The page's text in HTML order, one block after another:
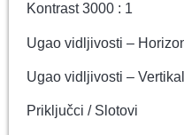
Kontrast 3000 : 1
Ugao vidljivosti –
Ugao vidljivosti –
Priključci / Slotovi